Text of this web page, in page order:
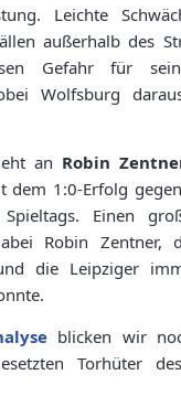
Leichte
außerhalb des
Gefahr für
Wolfsburg
an Robin
dem 1:0-Erfolg
Spieltags. Einen
Robin Zentner,
die Leipziger
blicken wir
Torhüter